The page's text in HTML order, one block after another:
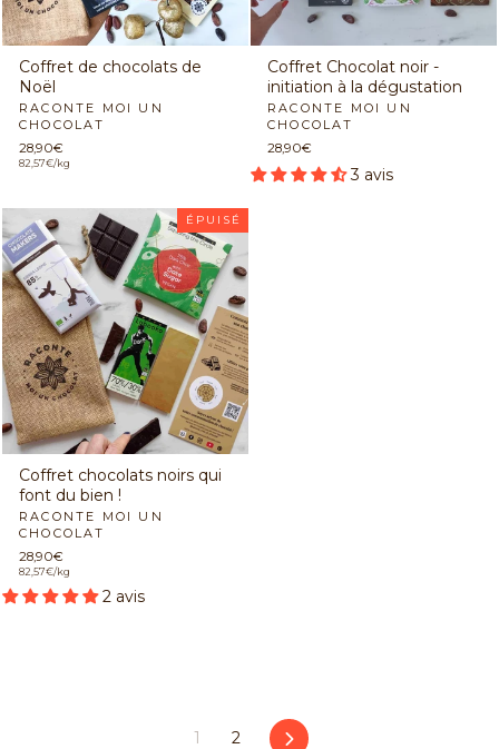
Coffret de chocolats de
Noël
RACONTE MOI UN
CHOCOLAT
28,90€
82,57€/kg
Coffret Chocolat noir -
initiation à la dégustation
RACONTE MOI UN
CHOCOLAT
28,90€
3 avis
ÉPUISÉ
Coffret chocolats noirs qui
font du bien !
RACONTE MOI UN
CHOCOLAT
28,90€
82,57€/kg
2 avis
1 2 Suivant